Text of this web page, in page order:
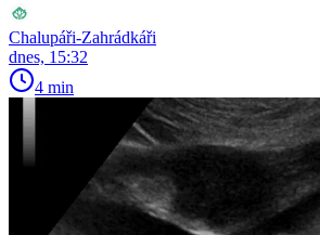
Chalupáři-Zahrádkáři
dnes, 15:32
4 min